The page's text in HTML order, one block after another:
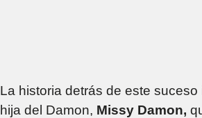
La historia detrás de este suceso
hija del Damon, Missy Damon,